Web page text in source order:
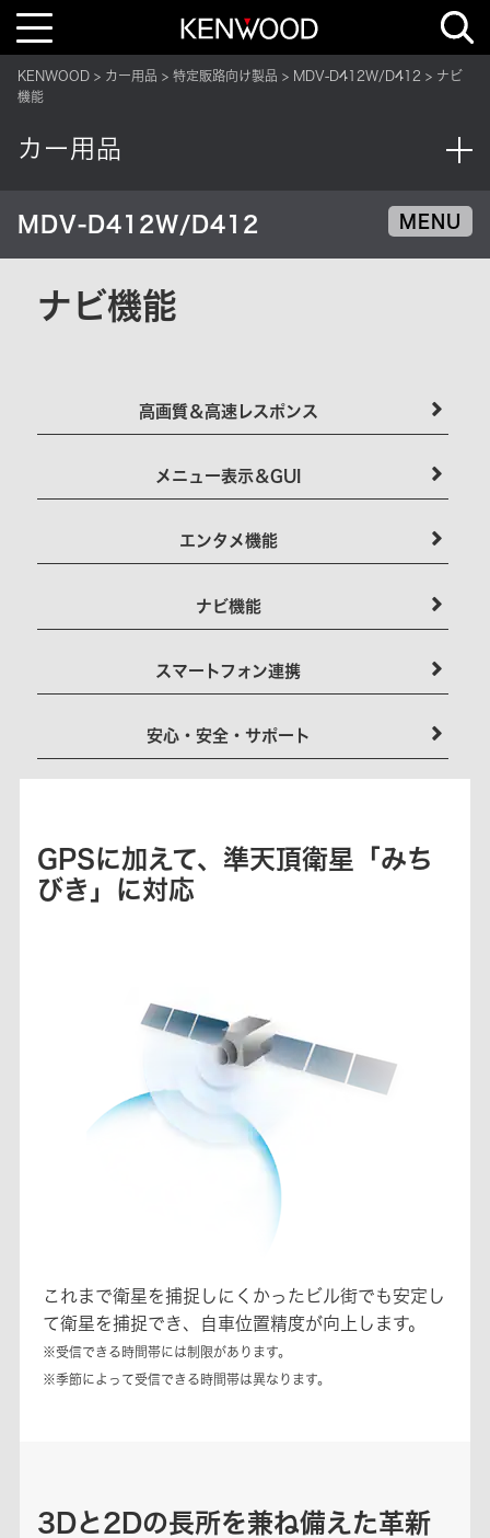
T
l
e
v
i
i
o
KENWOOD カー用品 特定販路向け製品 MDV-D412W/D412
ナビ
機能
カー用品
MDV-D412W/D412 MENU
ナビ機能
高画質＆高速レスポンス
メニュー表示＆GUI
エンタメ機能
ナビ機能
スマートフォン連携
安心・安全・サポート
GPSに加えて、準天頂衛星「みち
びき」に対応
これまで衛星を捕捉しにくかったビル街でも安定し
て衛星を捕捉でき、自車位置精度が向上します。
※受信できる時間帯には制限があります。
※季節によって受信できる時間帯は異なります。
3Dと2Dの長所を兼ね備えた革新